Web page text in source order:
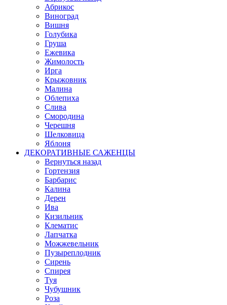
Абрикос
Виноград
Вишня
Голубика
Груша
Ежевика
Жимолость
Ирга
Крыжовник
Малина
Облепиха
Слива
Смородина
Черешня
Шелковица
Яблоня
ДЕКОРАТИВНЫЕ САЖЕНЦЫ
Вернуться назад
Гортензия
Барбарис
Калина
Дерен
Ива
Кизильник
Клематис
Лапчатка
Можжевельник
Пузыреплодник
Сирень
Спирея
Туя
Чубушник
Роза